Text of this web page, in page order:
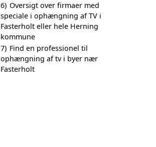
6) Oversigt over firmaer med
speciale i ophængning af TV i
Fasterholt eller hele Herning
kommune
7) Find en professionel til
ophængning af tv i byer nær
Fasterholt